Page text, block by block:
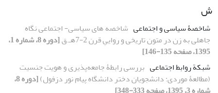
ش
شاخصۀ سیاسی و اجتماعی شاخصه های سیاسی- اجتماعی نگاه
جاهلی به زن در متون تاریخی و رواییِ قرن 2-7هـ.ق
[دوره 8، شماره 1،
1395، صفحه 135-146]
شبکة روابط اجتماعی بررسی رابطۀ جامعه‌پذیری و هویت جنسیت
(مطالعۀ موردی: دانشجویان دختر دانشگاه پیام نور دزفول)
[دوره 8،